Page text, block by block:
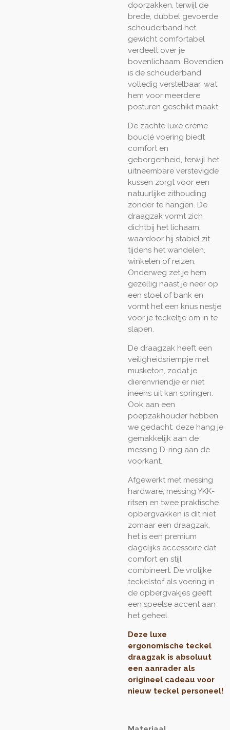
doorzakken, terwijl de
brede, dubbel gevoerde
schouderband het
gewicht comfortabel
verdeelt over je
bovenlichaam. Bovendien
is de schouderband
volledig verstelbaar, wat
hem voor meerdere
posturen geschikt maakt.
De zachte luxe crème
bouclé voering biedt
comfort en
geborgenheid, terwijl het
uitneembare verstevigde
kussen zorgt voor een
natuurlijke zithouding
zonder te hangen. De
draagzak vormt zich
dichtbij het lichaam,
waardoor hij stabiel zit
tijdens het wandelen,
winkelen of reizen.
Onderweg zet je hem
gezellig naast je neer op
een stoel of bank en
vormt het een knus nestje
voor je teckeltje om in te
slapen.
De draagzak heeft een
veiligheidsriempje met
musketon, zodat je
dierenvriendje er niet
ineens uit kan springen.
Ook aan een
poepzakhouder hebben
we gedacht: deze hang je
gemakkelijk aan de
messing D-ring aan de
voorkant.
Afgewerkt met messing
hardware, messing YKK-
ritsen en twee praktische
opbergvakken is dit niet
zomaar een draagzak,
het is een premium
dagelijks accessoire dat
comfort en stijl
combineert. De vrolijke
teckelstof als voering in
de opbergvakjes geeft
een speelse accent aan
het geheel.
Deze luxe
ergonomische teckel
draagzak is absoluut
een aanrader als
origineel cadeau voor
nieuw teckel personeel!